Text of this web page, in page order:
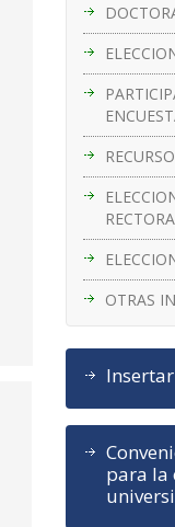
RECTORA
OTRAS
para la